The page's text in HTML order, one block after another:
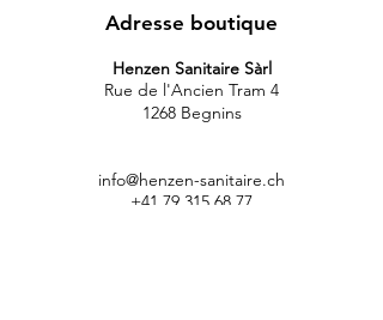
Adresse boutique
Henzen Sanitaire Sàrl
Rue de l'Ancien Tram 4
1268 Begnins
info@henzen-sanitaire.ch
+41 79 315 68 77